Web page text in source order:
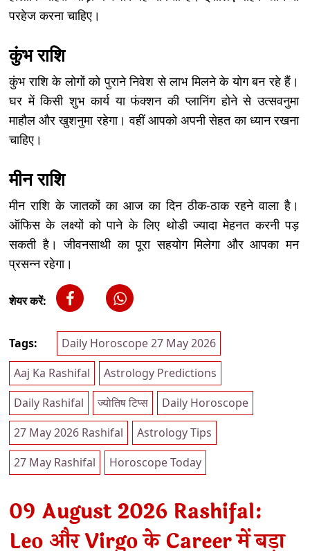
परहेज करना चाहिए।
कुंभ राशि
कुंभ राशि के लोगों को पुराने निवेश से लाभ मिलने के योग बन रहे हैं।
घर में किसी शुभ कार्य या फंक्शन की प्लानिंग होने से उत्सवनुमा
माहौल और खुशनुमा रहेगा। वहीं आपको अपनी सेहत का ध्यान रखना
चाहिए।
मीन राशि
मीन राशि के जातकों का आज का दिन ठीक-ठाक रहने वाला है।
ऑफिस के लक्ष्यों को पाने के लिए थोडी ज्यादा मेहनत करनी पड़
सकती है। जीवनसाथी का पूरा सहयोग मिलेगा और आपका मन
प्रसन्न रहेगा।
शेयर करें:
Tags:
Daily Horoscope 27 May 2026
Aaj Ka Rashifal
Astrology Predictions
Daily Rashifal
ज्योतिष टिप्स
Daily Horoscope
27 May 2026 Rashifal
Astrology Tips
27 May Rashifal
Horoscope Today
09 August 2026 Rashifal:
Leo और Virgo के Career में बड़ा